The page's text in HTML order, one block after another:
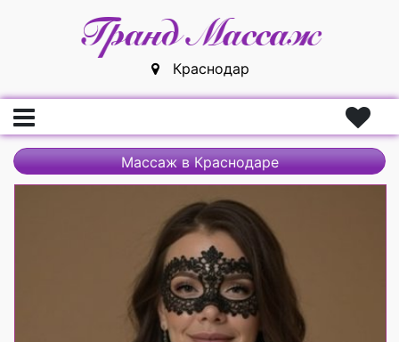
Краснодар
Главная
Массажистки
Массажисты
Массаж в Краснодаре